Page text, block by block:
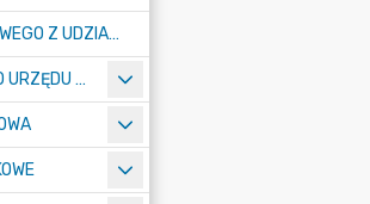
SPÓŁKI PRAWA HANDLOWEGO Z UDZIAŁEM GMINY
NUMERY TELEFONÓW DO URZĘDU MIASTA, MIEJSKICH JEDNOSTEK ORGANIZACYJNYCH ORAZ SPÓŁEK PRAWA HANDLOWEGO Z UDZIAŁEM GMINY